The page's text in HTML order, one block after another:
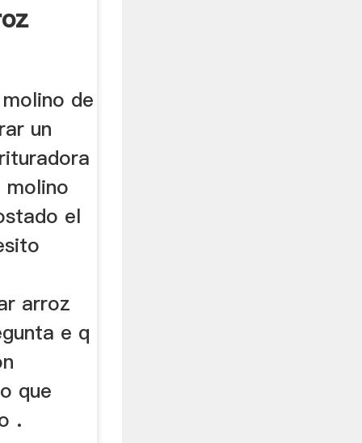
de
un
molino
el
arroz
e q
que
.